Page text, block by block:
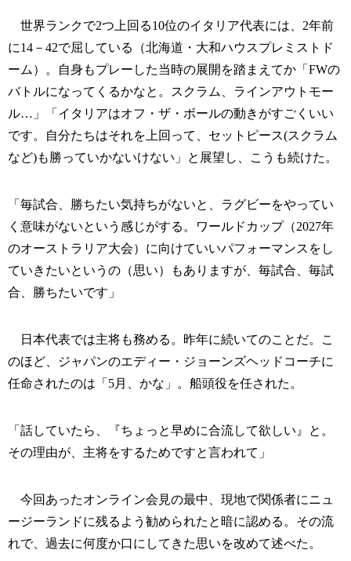
世界ランクで2つ上回る10位のイタリア代表には、2年前
に14－42で屈している（北海道・大和ハウスプレミストド
ーム）。自身もプレーした当時の展開を踏まえてか「FWの
バトルになってくるかなと。スクラム、ラインアウトモー
ル…」「イタリアはオフ・ザ・ボールの動きがすごくいい
です。自分たちはそれを上回って、セットピース(スクラム
など)も勝っていかないけない」と展望し、こうも続けた。
「毎試合、勝ちたい気持ちがないと、ラグビーをやってい
く意味がないという感じがする。ワールドカップ（2027年
のオーストラリア大会）に向けていいパフォーマンスをし
ていきたいというの（思い）もありますが、毎試合、毎試
合、勝ちたいです」
日本代表では主将も務める。昨年に続いてのことだ。こ
のほど、ジャパンのエディー・ジョーンズヘッドコーチに
任命されたのは「5月、かな」。船頭役を任された。
「話していたら、『ちょっと早めに合流して欲しい』と。
その理由が、主将をするためですと言われて」
今回あったオンライン会見の最中、現地で関係者にニュ
ージーランドに残るよう勧められたと暗に認める。その流
れで、過去に何度か口にしてきた思いを改めて述べた。